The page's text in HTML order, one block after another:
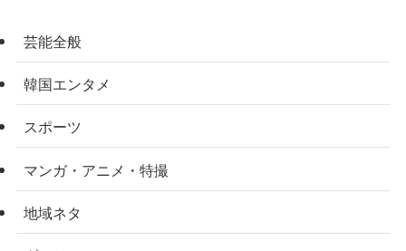
芸能全般
韓国エンタメ
スポーツ
マンガ・アニメ・特撮
地域ネタ